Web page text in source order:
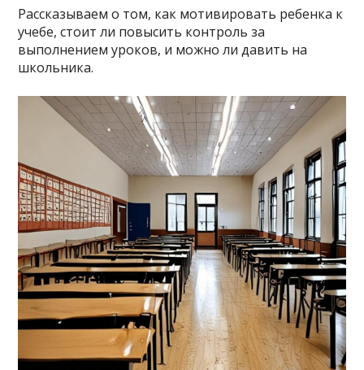
Рассказываем о том, как мотивировать ребенка к
учебе, стоит ли повысить контроль за
выполнением уроков, и можно ли давить на
школьника.